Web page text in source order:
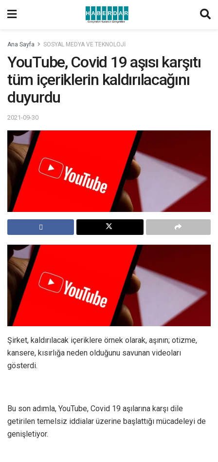
Ana Sayfa SOSYAL MEDYA VE TEKNOLOJİ
YouTube, Covid 19 aşısı karşıtı
tüm içeriklerin kaldırılacağını
duyurdu
2021-09-30
Şirket, kaldırılacak içeriklere örnek olarak, aşının; otizme,
kansere, kısırlığa neden olduğunu savunan videoları
gösterdi.
Bu son adımla, YouTube, Covid 19 aşılarına karşı dile
getirilen temelsiz iddialar üzerine başlattığı mücadeleyi de
genişletiyor.